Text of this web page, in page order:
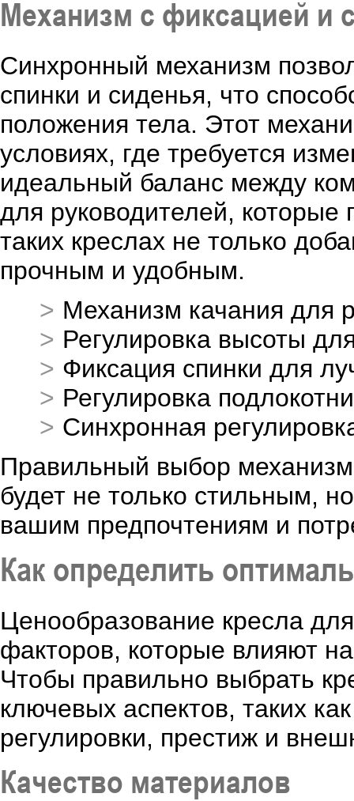
Механизм с фиксацией и
Синхронный механизм
спинки и сиденья, что
положения тела. Этот
условиях, где требуется
идеальный баланс между
для руководителей,
таких креслах не только
прочным и удобным.
Механизм качания для
Регулировка высоты
Фиксация спинки для
Регулировка
Синхронная
Правильный выбор
будет не только стильным,
вашим предпочтениям и
Как определить
Ценообразование кресла
факторов, которые влияют
Чтобы правильно выбрать
ключевых аспектов, таких
регулировки, престиж и
Качество материалов